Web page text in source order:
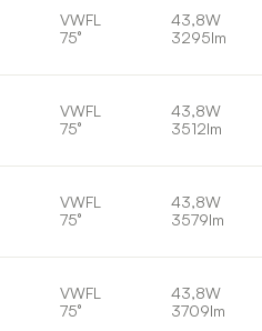
VWFL
75°
43,8W
3295lm
VWFL
75°
43,8W
3512lm
VWFL
75°
43,8W
3579lm
VWFL
75°
43,8W
3709lm